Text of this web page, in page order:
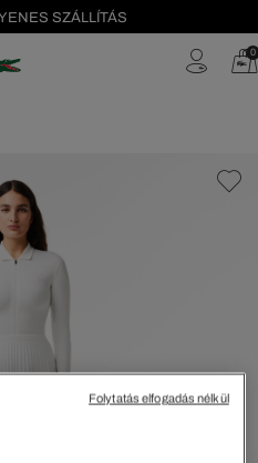
SZÁLLÍTÁS
akár -40%! 0
Folytatás elfogadás nélkül